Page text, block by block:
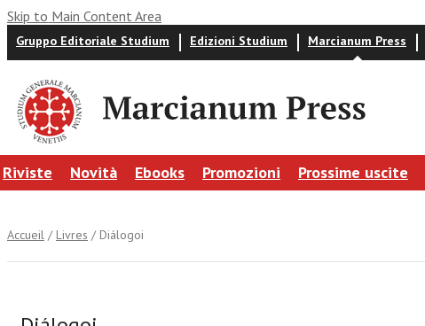
Skip to Main Content Area
Gruppo Editoriale Studium Edizioni Studium Marcianum Press
Riviste Novità Ebooks Promozioni Prossime uscite
Accueil / Livres / Diálogoi